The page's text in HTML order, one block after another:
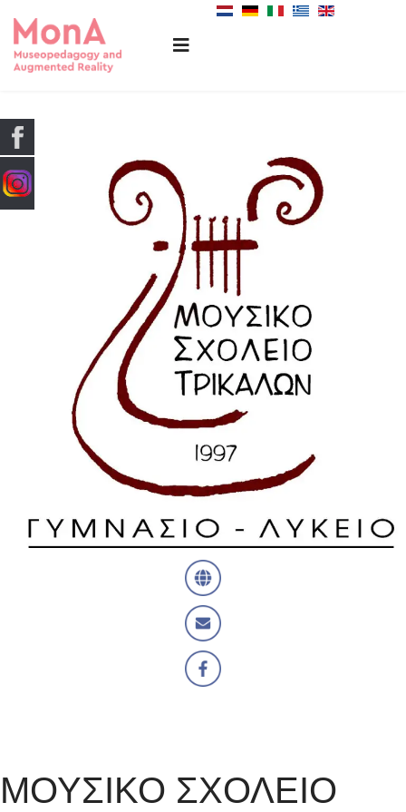
ΜΟΥΣΙΚΟ ΣΧΟΛΕΙΟ